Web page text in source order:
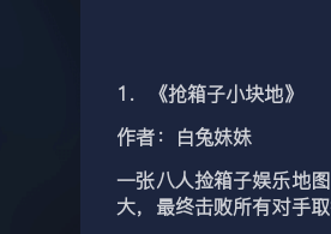
1．《抢箱子小块地》
作者：白兔妹妹
一张八人捡箱子娱乐地
大，最终击败所有对手